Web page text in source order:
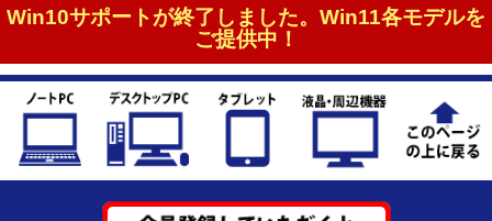
Win10サポートが終了しました。Win11各モデルを
ご提供中！